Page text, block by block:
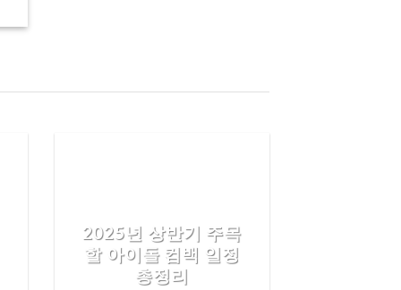
2025년 상반기 주목
할 아이돌 컴백 일정
총정리